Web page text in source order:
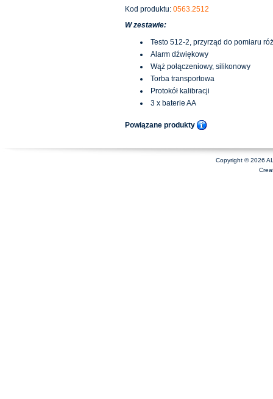
Kod produktu: 0563.2512
W zestawie:
Testo 512-2, przyrząd do pomiaru
Alarm dźwiękowy
Wąż połączeniowy, silikonowy
Torba transportowa
Protokół kalibracji
3 x baterie AA
Powiązane produkty
Copyright © 2026